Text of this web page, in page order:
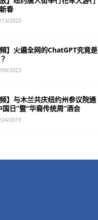
春
13/2023
頻】火遍全网的ChatGPT究竟是
09/2023
频】与木兰共庆纽约州参议院通
国日”暨“华裔传统周”酒会
24/2019